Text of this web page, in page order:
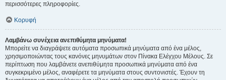
περισσότερες πληροφορίες.
Κορυφή
Λαμβάνω συνέχεια ανεπιθύμητα μηνύματα!
Μπορείτε να διαγράψετε αυτόματα προσωπικά μηνύματα από ένα μέλος,
χρησιμοποιώντας τους κανόνες μηνυμάτων στον Πίνακα Ελέγχου Μέλους. Σε
περίπτωση που λαμβάνετε ανεπιθύμητα προσωπικά μηνύματα από ένα
συγκεκριμένο μέλος, αναφέρετε τα μηνύματα στους συντονιστές. Έχουν τη